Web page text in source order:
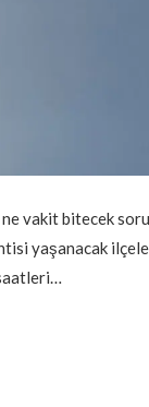
vakit bitecek
yaşanacak